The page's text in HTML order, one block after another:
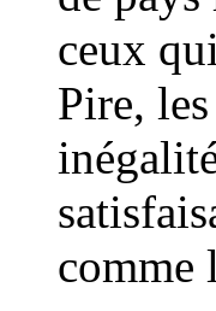
ceux
Pire,
comme